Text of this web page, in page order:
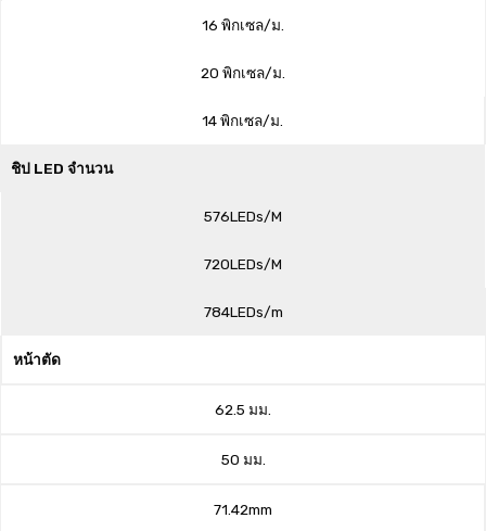
16 พิกเซล/ม.
20 พิกเซล/ม.
14 พิกเซล/ม.
ชิป LED จำนวน
576LEDs/M
720LEDs/M
784LEDs/m
หน้าตัด
62.5 มม.
50 มม.
71.42mm